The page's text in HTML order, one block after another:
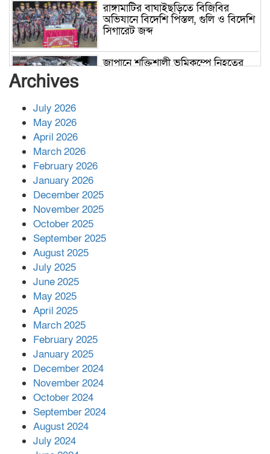
রাঙ্গামাটির বাঘাইছড়িতে বিজিবির
অভিযানে বিদেশি পিস্তল, গুলি ও বিদেশি
সিগারেট জব্দ
জাপানে শক্তিশালী ভূমিকম্পে নিহতের
পর ফোন তারেক রহমানের,গ্যাস সঙ্কট
সহায়তা দিলেন সাচিং প্রু জেরী
Archives
July 2026
May 2026
April 2026
March 2026
February 2026
January 2026
December 2025
November 2025
October 2025
September 2025
August 2025
July 2025
June 2025
May 2025
April 2025
March 2025
February 2025
January 2025
December 2024
November 2024
October 2024
September 2024
August 2024
July 2024